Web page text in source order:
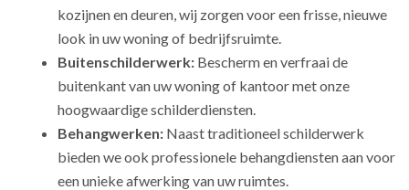
kozijnen en deuren, wij zorgen voor een frisse, nieuwe
look in uw woning of bedrijfsruimte.
Buitenschilderwerk: Bescherm en verfraai de
buitenkant van uw woning of kantoor met onze
hoogwaardige schilderdiensten.
Behangwerken: Naast traditioneel schilderwerk
bieden we ook professionele behangdiensten aan voor
een unieke afwerking van uw ruimtes.